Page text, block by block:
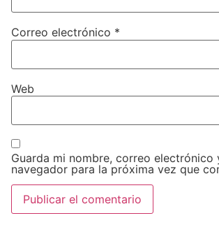
Correo electrónico *
Web
Guarda mi nombre, correo electrónico
navegador para la próxima vez que